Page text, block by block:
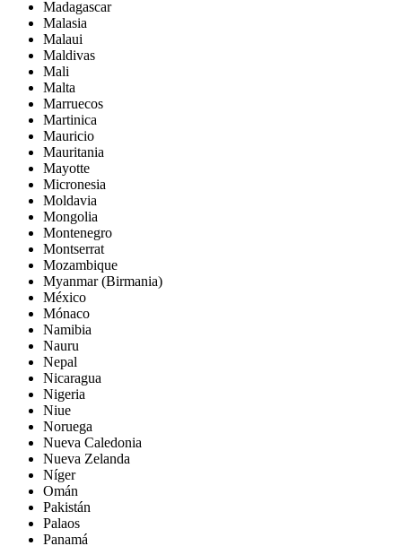
Madagascar
Malasia
Malaui
Maldivas
Mali
Malta
Marruecos
Martinica
Mauricio
Mauritania
Mayotte
Micronesia
Moldavia
Mongolia
Montenegro
Montserrat
Mozambique
Myanmar (Birmania)
México
Mónaco
Namibia
Nauru
Nepal
Nicaragua
Nigeria
Niue
Noruega
Nueva Caledonia
Nueva Zelanda
Níger
Omán
Pakistán
Palaos
Panamá